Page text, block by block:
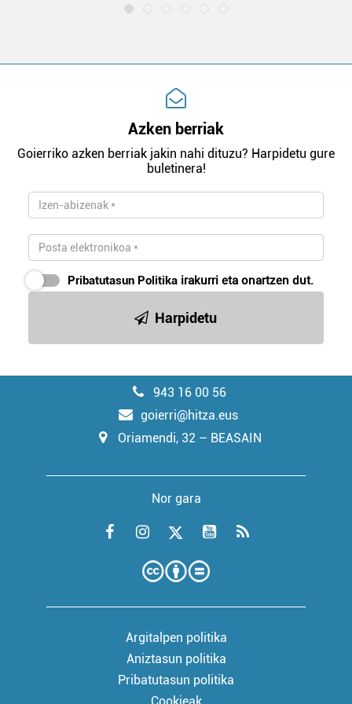
Azken berriak
Goierriko azken berriak jakin nahi dituzu? Harpidetu gure
buletinera!
Pribatutasun Politika irakurri eta onartzen dut.
Harpidetu
943 16 00 56
goierri@hitza.eus
Oriamendi, 32 – BEASAIN
Nor gara
Argitalpen politika
Aniztasun politika
Pribatutasun politika